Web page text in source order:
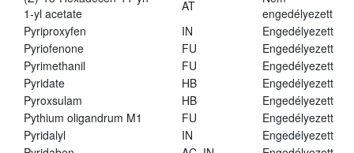
1-yl acetate
AT
engedélyezett
Pyriproxyfen
IN
Engedélyezett
Pyriofenone
FU
Engedélyezett
Pyrimethanil
FU
Engedélyezett
Pyridate
HB
Engedélyezett
Pyroxsulam
HB
Engedélyezett
Pythium oligandrum M1
FU
Engedélyezett
Pyridalyl
IN
Engedélyezett